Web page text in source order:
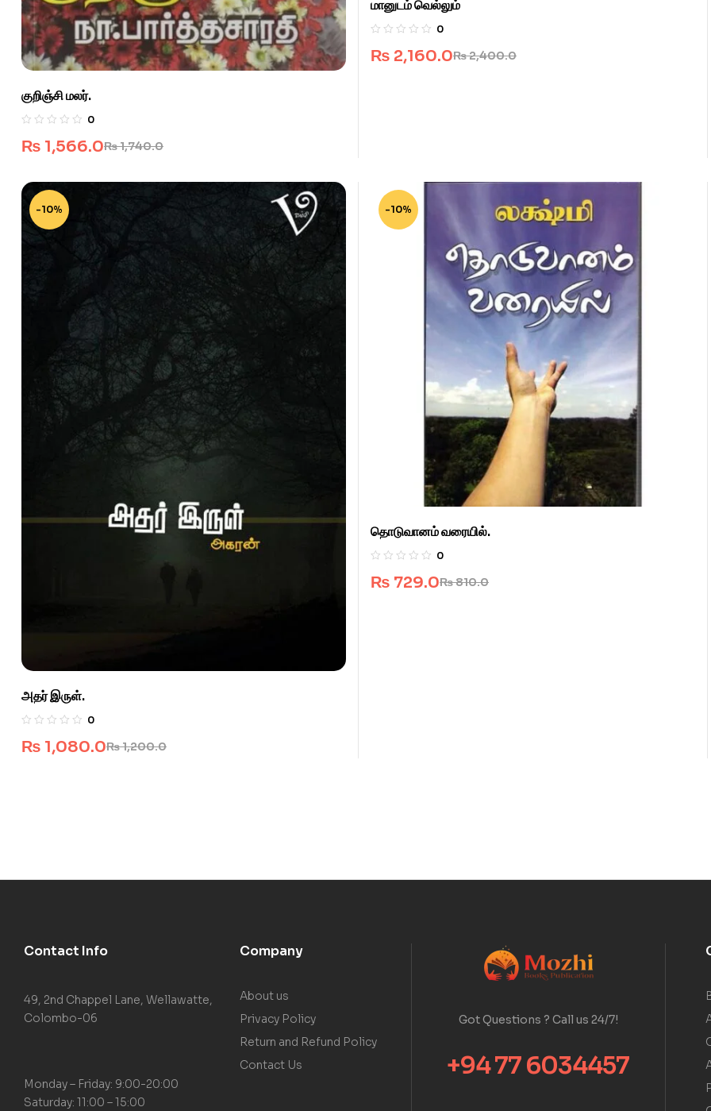
குறிஞ்சி மலர்.
0
₨1,740.0
₨ 1,566.0
மானுடம் வெல்லும்
0
₨2,400.0
₨ 2,160.0
-10%
அதர் இருள்.
0
₨1,200.0
₨ 1,080.0
-10%
தொடுவானம் வரையில்.
0
₨810.0
₨ 729.0
Contact Info
49, 2nd Chappel Lane, Wellawatte,
Colombo-06
Monday – Friday: 9:00-20:00
Saturday: 11:00 – 15:00
Company
About us
Privacy Policy
Return and Refund Policy
Contact Us
Got Questions ? Call us 24/7!
+94 77 6034457